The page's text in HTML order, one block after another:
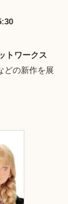
トワークス
どの新作を展